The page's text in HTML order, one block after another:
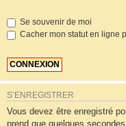
Se souvenir de moi
Cacher mon statut en ligne
S’ENREGISTRER
Vous devez être enregistré
prend que quelques